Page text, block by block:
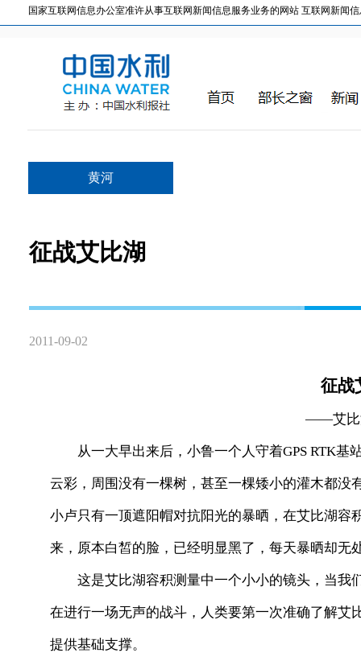
国家互联网信息办公室准许从事互联网新闻信息服务业务的网站 互联网新闻信
黄河
征战艾比湖
2011-09-02
征战
——艾比湖
从一大早出来后，小鲁一个人守着GPS RTK基
云彩，周围没有一棵树，甚至一棵矮小的灌木都
小卢只有一顶遮阳帽对抗阳光的暴晒，在艾比湖
来，原本白皙的脸，已经明显黑了，每天暴晒却无
这是艾比湖容积测量中一个小小的镜头，当我
在进行一场无声的战斗，人类要第一次准确了解
提供基础支撑。